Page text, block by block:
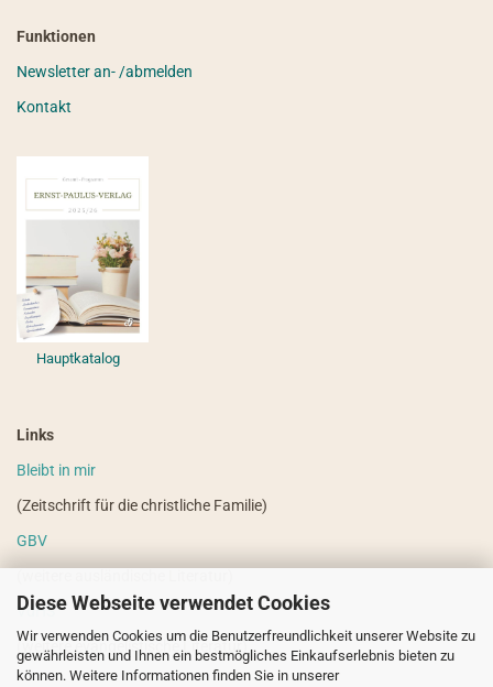
Diese Webseite verwendet Cookies
Wir verwenden Cookies um die Benutzerfreundlichkeit unserer Website zu
gewährleisten und Ihnen ein bestmögliches Einkaufserlebnis bieten zu
können. Weitere Informationen finden Sie in unserer
Funktionen
Newsletter an- /abmelden
Kontakt
Hauptkatalog
Links
Bleibt in mir
(Zeitschrift für die christliche Familie)
GBV
VdHS
(weitere evangelistische Literatur)